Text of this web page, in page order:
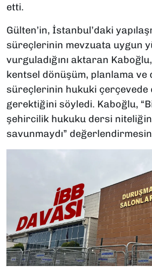
etti.
Gülten’in, İstanbul’daki
süreçlerinin mevzuata uygun
vurguladığını aktaran
kentsel dönüşüm, planlama ve
süreçlerinin hukuki çerçevede
gerektiğini söyledi. Kaboğlu,
şehircilik hukuku dersi
savunmaydı”